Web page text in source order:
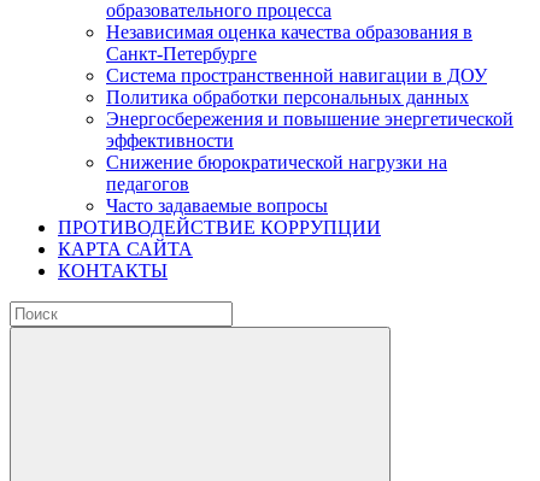
образовательного процесса
Независимая оценка качества образования в
Санкт-Петербурге
Система пространственной навигации в ДОУ
Политика обработки персональных данных
Энергосбережения и повышение энергетической
эффективности
Снижение бюрократической нагрузки на
педагогов
Часто задаваемые вопросы
ПРОТИВОДЕЙСТВИЕ КОРРУПЦИИ
КАРТА САЙТА
КОНТАКТЫ